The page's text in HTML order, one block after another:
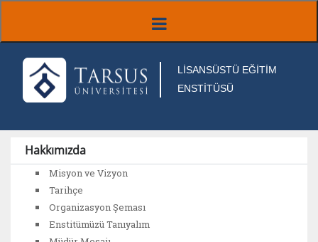
LİSANSÜSTÜ EĞİTİM
ENSTİTÜSÜ
Hakkımızda
Misyon ve Vizyon
Tarihçe
Organizasyon Şeması
Enstitümüzü Tanıyalım